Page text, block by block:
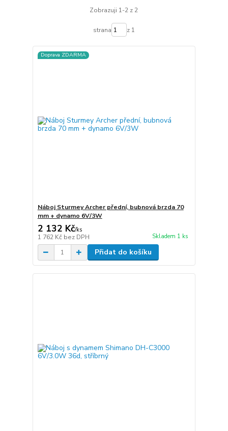
Zobrazuji 1-2 z 2
strana z 1
Doprava ZDARMA
Náboj Sturmey Archer přední, bubnová brzda 70
mm + dynamo 6V/3W
2 132 Kč/ks
1 762 Kč bez DPH Skladem 1 ks
Přidat do košíku